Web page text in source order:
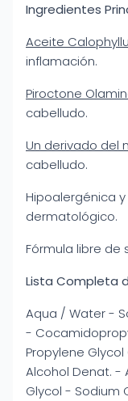
Ingredientes
Aceite
inflamación.
Piroctone
cabelludo.
Un derivado del
cabelludo.
Hipoalergénica
dermatológico.
Fórmula libre de
Lista Completa
Aqua / Water -
-
Propylene
Alcohol Denat. -
Glycol - Sodium